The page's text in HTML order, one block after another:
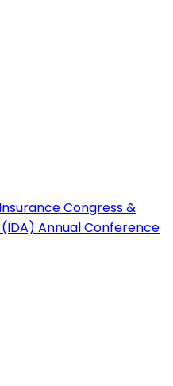
Congress &
Annual Conference